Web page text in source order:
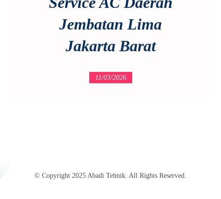
Jembatan Lima
Jakarta Barat
11/03/2026
© Copyright 2025 Abadi Tehnik. All Rights Reserved.